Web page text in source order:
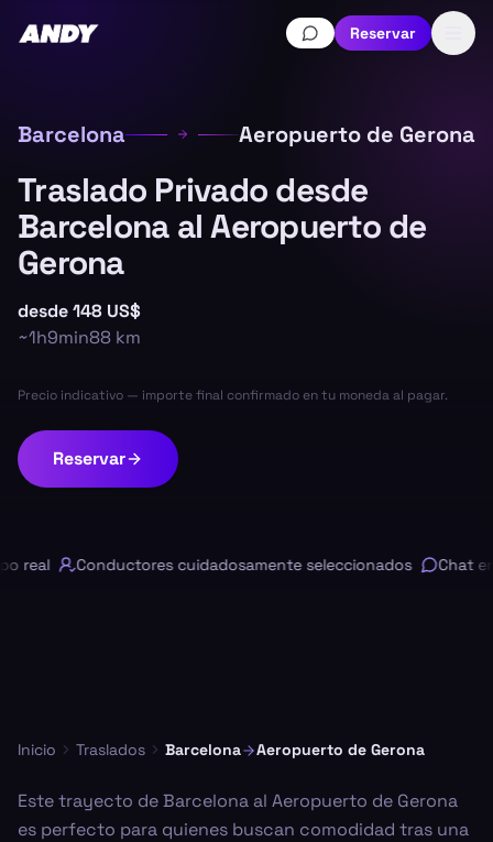
Reservar
Barcelona Aeropuerto de Gerona
Traslado Privado desde
Barcelona al Aeropuerto de
Gerona
desde148 US$
~1h9min88 km
Precio indicativo — importe final confirmado en tu moneda al pagar.
Reservar
real Conductores cuidadosamente seleccionados Chat en
Inicio Traslados Barcelona Aeropuerto de Gerona
Este trayecto de Barcelona al Aeropuerto de Gerona
es perfecto para quienes buscan comodidad tras una